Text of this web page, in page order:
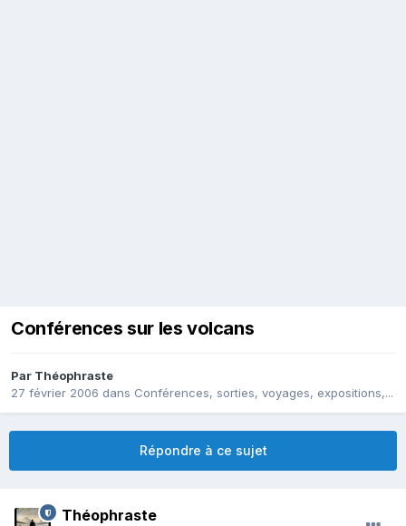
Conférences sur les volcans
Par Théophraste
27 février 2006 dans Conférences, sorties, voyages, expositions,...
Répondre à ce sujet
Théophraste